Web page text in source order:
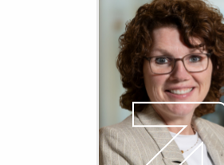
over
Formatie-
inzicht:
“Schaarste
vraagt
niet
om
snelheid,